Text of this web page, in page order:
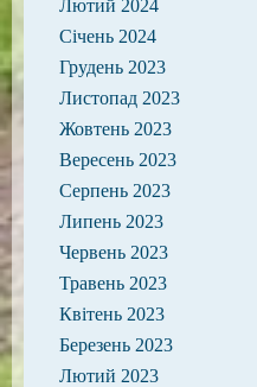
Лютий 2024
Січень 2024
Грудень 2023
Листопад 2023
Жовтень 2023
Вересень 2023
Серпень 2023
Липень 2023
Червень 2023
Травень 2023
Квітень 2023
Березень 2023
Лютий 2023